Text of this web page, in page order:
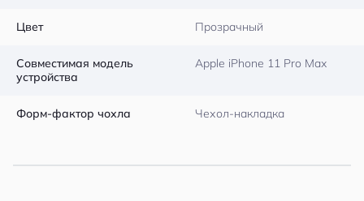
Цвет Прозрачный
Совместимая модель
устройства
Apple iPhone 11 Pro Max
Форм-фактор чохла Чехол-накладка